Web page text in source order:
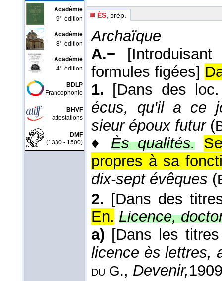
Académie
9e édition
Académie
8e édition
Académie
4e édition
BDLP
Francophonie
BHVF
attestations
DMF
(1330 - 1500)
ÈS , prép.
Archaïque
A.−
formules figées]
1.
[Dans des
écus, qu'il a ce
sieur époux futur(
♦Ès qualités.
propres à sa
dix-sept évêques (
2. [Dans des
En. Licence,
a) [Dans les
licence ès lettres,
du G., Devenir,1909